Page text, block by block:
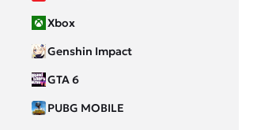
Xbox
Genshin Impact
GTA 6
PUBG MOBILE